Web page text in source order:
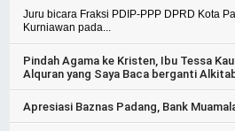
Juru bicara Fraksi PDIP-PPP DPRD Kota
Kurniawan pada...
Pindah Agama ke Kristen, Ibu Tessa
Alquran yang Saya Baca berganti
Apresiasi Baznas Padang, Bank